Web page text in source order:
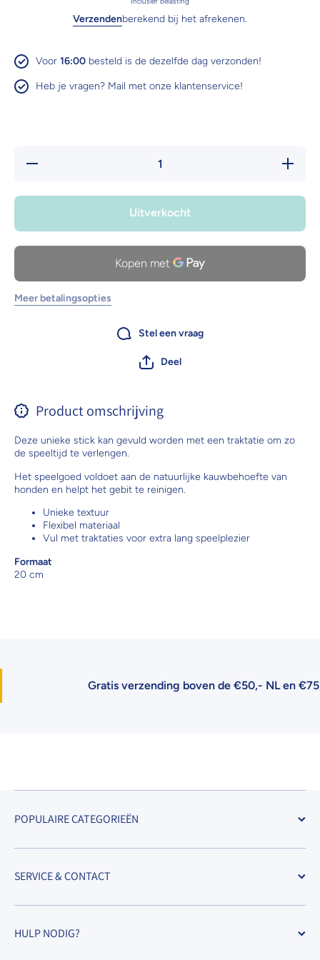
Verzendenberekend bij het afrekenen.
Voor 16:00 besteld is de dezelfde dag verzonden!
Heb je vragen? Mail met onze klantenservice!
Hoeveelheid
Verhoog
Dental
Uitverkocht
Meer betalingsopties
Stel een vraag
Deel
Product omschrijving
Deze unieke stick kan gevuld worden met een traktatie om zo
de speeltijd te verlengen.
Het speelgoed voldoet aan de natuurlijke kauwbehoefte van
honden en helpt het gebit te reinigen.
Unieke textuur
Flexibel materiaal
Vul met traktaties voor extra lang speelplezier
Formaat
20 cm
Gratis verzending boven de €50,- NL en
POPULAIRE CATEGORIEËN
SERVICE & CONTACT
HULP NODIG?